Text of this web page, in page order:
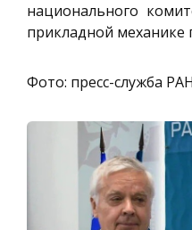
национального
прикладной механике
Фото: пресс-служба РАН